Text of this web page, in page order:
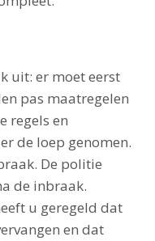
uit: er moet eerst
pas maatregelen
regels en
de loep genomen.
De politie
de inbraak.
u geregeld dat
en dat